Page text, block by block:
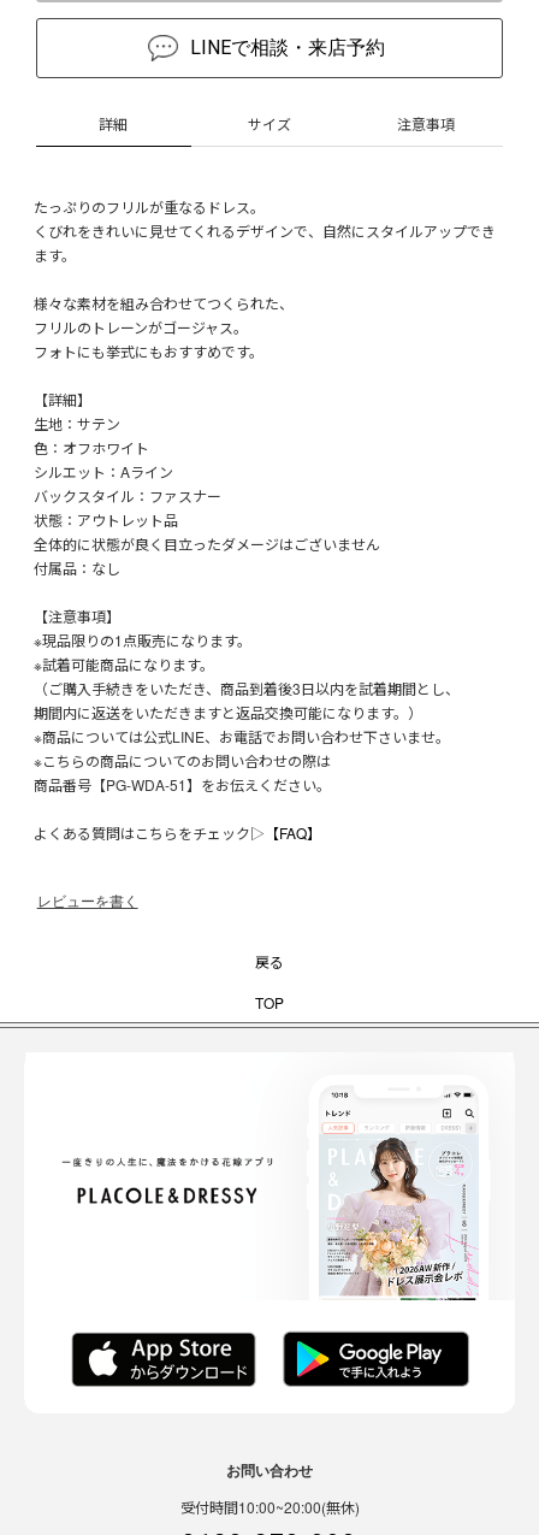
LINEで相談・来店予約
詳細 サイズ 注意事項
たっぷりのフリルが重なるドレス。
くびれをきれいに見せてくれるデザインで、自然にスタイルアップでき
ます。
様々な素材を組み合わせてつくられた、
フリルのトレーンがゴージャス。
フォトにも挙式にもおすすめです。
【詳細】
生地：サテン
色：オフホワイト
シルエット：Aライン
バックスタイル：ファスナー
状態：アウトレット品
全体的に状態が良く目立ったダメージはございません
付属品：なし
【注意事項】
※現品限りの1点販売になります。
※試着可能商品になります。
（ご購入手続きをいただき、商品到着後3日以内を試着期間とし、
期間内に返送をいただきますと返品交換可能になります。）
※商品については公式LINE、お電話でお問い合わせ下さいませ。
※こちらの商品についてのお問い合わせの際は
商品番号【PG-WDA-51】をお伝えください。
よくある質問はこちらをチェック▷ 【FAQ】
レビューを書く
戻る
TOP
お問い合わせ
受付時間10:00~20:00(無休)